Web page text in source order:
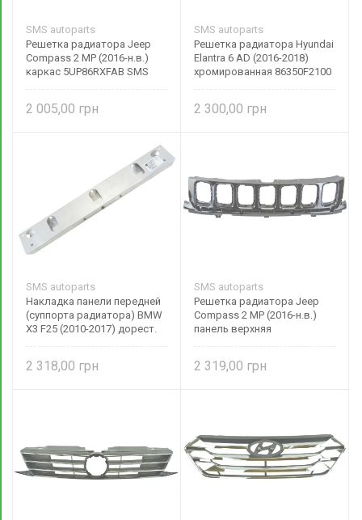
SMS autoparts
Решетка радиатора Jeep
Compass 2 MP (2016-н.в.)
каркас 5UP86RXFAB SMS
2 005,00
SMS autoparts
Решетка радиатора Hyundai
Elantra 6 AD (2016-2018)
хромированная 86350F2100
2 300,00
SMS autoparts
Накладка панели передней
(суппорта радиатора) BMW
X3 F25 (2010-2017) дорест.
2 318,00
SMS autoparts
Решетка радиатора Jeep
Compass 2 MP (2016-н.в.)
панель верхняя
2 319,00